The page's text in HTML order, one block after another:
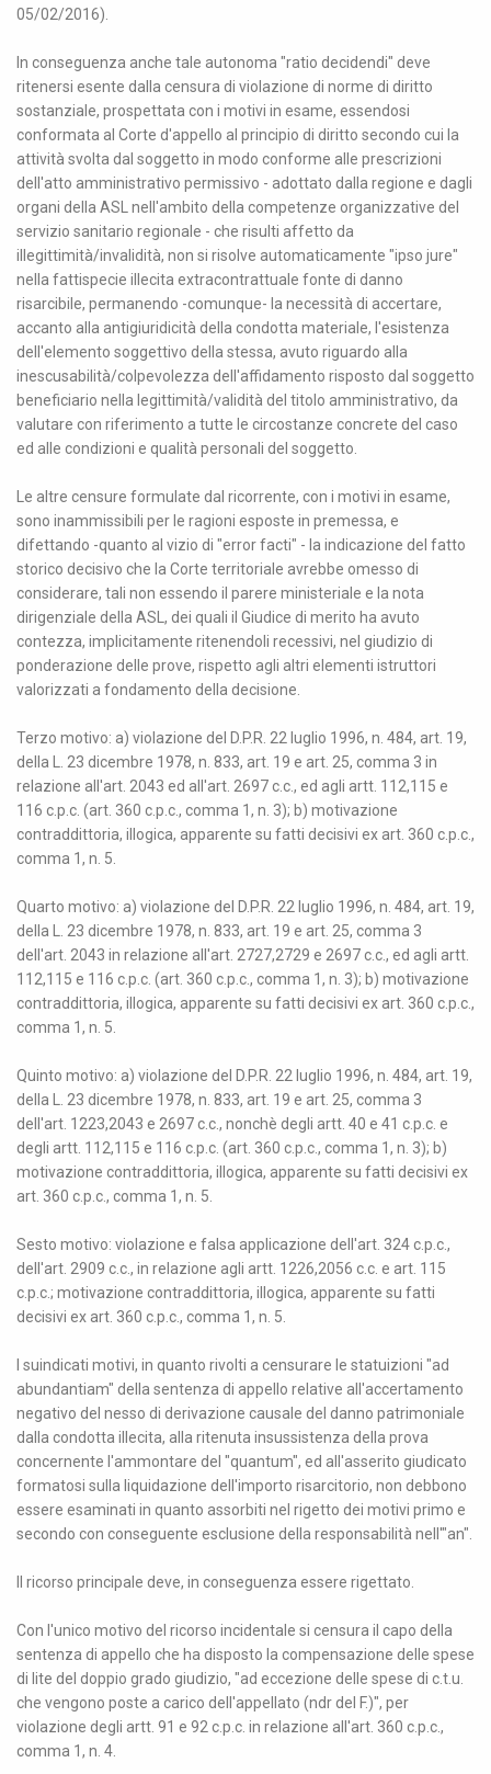
05/02/2016).
In conseguenza anche tale autonoma "ratio decidendi" deve
ritenersi esente dalla censura di violazione di norme di diritto
sostanziale, prospettata con i motivi in esame, essendosi
conformata al Corte d'appello al principio di diritto secondo cui la
attività svolta dal soggetto in modo conforme alle prescrizioni
dell'atto amministrativo permissivo - adottato dalla regione e dagli
organi della ASL nell'ambito della competenze organizzative del
servizio sanitario regionale - che risulti affetto da
illegittimità/invalidità, non si risolve automaticamente "ipso jure"
nella fattispecie illecita extracontrattuale fonte di danno
risarcibile, permanendo -comunque- la necessità di accertare,
accanto alla antigiuridicità della condotta materiale, l'esistenza
dell'elemento soggettivo della stessa, avuto riguardo alla
inescusabilità/colpevolezza dell'affidamento risposto dal soggetto
beneficiario nella legittimità/validità del titolo amministrativo, da
valutare con riferimento a tutte le circostanze concrete del caso
ed alle condizioni e qualità personali del soggetto.
Le altre censure formulate dal ricorrente, con i motivi in esame,
sono inammissibili per le ragioni esposte in premessa, e
difettando -quanto al vizio di "error facti" - la indicazione del fatto
storico decisivo che la Corte territoriale avrebbe omesso di
considerare, tali non essendo il parere ministeriale e la nota
dirigenziale della ASL, dei quali il Giudice di merito ha avuto
contezza, implicitamente ritenendoli recessivi, nel giudizio di
ponderazione delle prove, rispetto agli altri elementi istruttori
valorizzati a fondamento della decisione.
Terzo motivo: a) violazione del D.P.R. 22 luglio 1996, n. 484, art. 19,
della L. 23 dicembre 1978, n. 833, art. 19 e art. 25, comma 3 in
relazione all'art. 2043 ed all'art. 2697 c.c., ed agli artt. 112,115 e
116 c.p.c. (art. 360 c.p.c., comma 1, n. 3); b) motivazione
contraddittoria, illogica, apparente su fatti decisivi ex art. 360 c.p.c.,
comma 1, n. 5.
Quarto motivo: a) violazione del D.P.R. 22 luglio 1996, n. 484, art. 19,
della L. 23 dicembre 1978, n. 833, art. 19 e art. 25, comma 3
dell'art. 2043 in relazione all'art. 2727,2729 e 2697 c.c., ed agli artt.
112,115 e 116 c.p.c. (art. 360 c.p.c., comma 1, n. 3); b) motivazione
contraddittoria, illogica, apparente su fatti decisivi ex art. 360 c.p.c.,
comma 1, n. 5.
Quinto motivo: a) violazione del D.P.R. 22 luglio 1996, n. 484, art. 19,
della L. 23 dicembre 1978, n. 833, art. 19 e art. 25, comma 3
dell'art. 1223,2043 e 2697 c.c., nonchè degli artt. 40 e 41 c.p.c. e
degli artt. 112,115 e 116 c.p.c. (art. 360 c.p.c., comma 1, n. 3); b)
motivazione contraddittoria, illogica, apparente su fatti decisivi ex
art. 360 c.p.c., comma 1, n. 5.
Sesto motivo: violazione e falsa applicazione dell'art. 324 c.p.c.,
dell'art. 2909 c.c., in relazione agli artt. 1226,2056 c.c. e art. 115
c.p.c.; motivazione contraddittoria, illogica, apparente su fatti
decisivi ex art. 360 c.p.c., comma 1, n. 5.
I suindicati motivi, in quanto rivolti a censurare le statuizioni "ad
abundantiam" della sentenza di appello relative all'accertamento
negativo del nesso di derivazione causale del danno patrimoniale
dalla condotta illecita, alla ritenuta insussistenza della prova
concernente l'ammontare del "quantum", ed all'asserito giudicato
formatosi sulla liquidazione dell'importo risarcitorio, non debbono
essere esaminati in quanto assorbiti nel rigetto dei motivi primo e
secondo con conseguente esclusione della responsabilità nell'"an".
Il ricorso principale deve, in conseguenza essere rigettato.
Con l'unico motivo del ricorso incidentale si censura il capo della
sentenza di appello che ha disposto la compensazione delle spese
di lite del doppio grado giudizio, "ad eccezione delle spese di c.t.u.
che vengono poste a carico dell'appellato (ndr del F.)", per
violazione degli artt. 91 e 92 c.p.c. in relazione all'art. 360 c.p.c.,
comma 1, n. 4.